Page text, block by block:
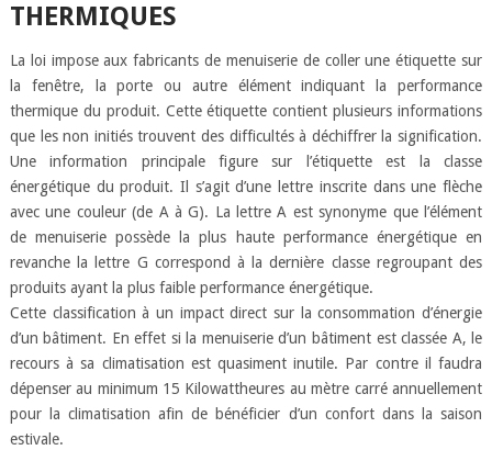
THERMIQUES
La loi impose aux fabricants de menuiserie de coller une étiquette sur
la fenêtre, la porte ou autre élément indiquant la performance
thermique du produit. Cette étiquette contient plusieurs informations
que les non initiés trouvent des difficultés à déchiffrer la signification.
Une information principale figure sur l’étiquette est la classe
énergétique du produit. Il s’agit d’une lettre inscrite dans une flèche
avec une couleur (de A à G). La lettre A est synonyme que l’élément
de menuiserie possède la plus haute performance énergétique en
revanche la lettre G correspond à la dernière classe regroupant des
produits ayant la plus faible performance énergétique.
Cette classification à un impact direct sur la consommation d’énergie
d’un bâtiment. En effet si la menuiserie d’un bâtiment est classée A, le
recours à sa climatisation est quasiment inutile. Par contre il faudra
dépenser au minimum 15 Kilowattheures au mètre carré annuellement
pour la climatisation afin de bénéficier d’un confort dans la saison
estivale.